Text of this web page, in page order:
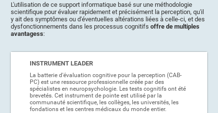
L'utilisation de ce support informatique basé sur une méthodologie
scientifique pour évaluer rapidement et précisément la perception, qu'il
y ait des symptômes ou d'éventuelles altérations liées à celle-ci, et des
dysfonctionnements dans les processus cognitifsoffre de multiples
avantagess:
INSTRUMENT LEADER
La batterie d'évaluation cognitive pour la perception (CAB-
PC) est une ressource professionnelle créée par des
spécialistes en neuropsychologie. Les tests cognitifs ont été
brevetés. Cet instrument de pointe est utilisé par la
communauté scientifique, les collèges, les universités, les
fondations et les centres médicaux du monde entier.